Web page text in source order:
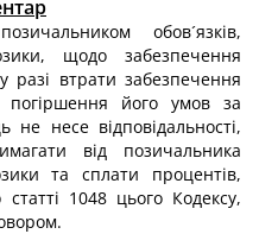
обов´язків,
щодо забезпечення
втрати забезпечення
погіршення його умов за
не несе відповідальності,
від позичальника
та сплати процентів,
1048 цього Кодексу,